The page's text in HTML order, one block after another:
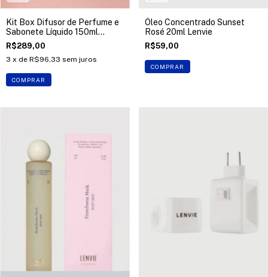
Kit Box Difusor de Perfume e
Sabonete Líquido 150ml
Lenvie
R$289,00
3 x de R$96,33 sem juros
COMPRAR
Óleo Concentrado Sunset
Rosé 20ml Lenvie
R$59,00
COMPRAR